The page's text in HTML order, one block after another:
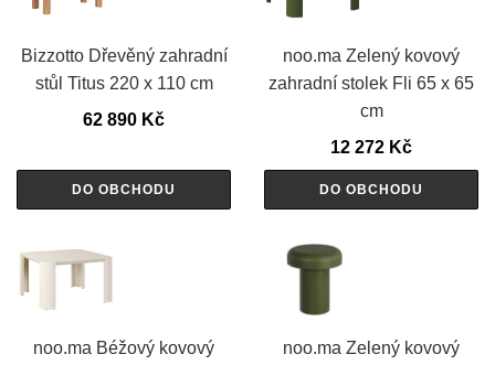
Bizzotto Dřevěný zahradní
stůl Titus 220 x 110 cm
62 890 Kč
DO OBCHODU
noo.ma Zelený kovový
zahradní stolek Fli 65 x 65
cm
12 272 Kč
DO OBCHODU
noo.ma Béžový kovový
noo.ma Zelený kovový